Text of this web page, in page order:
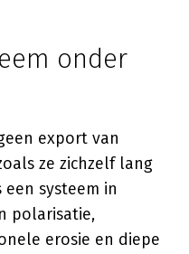
onder
export van
ze zichzelf lang
systeem in
polarisatie,
erosie en diepe